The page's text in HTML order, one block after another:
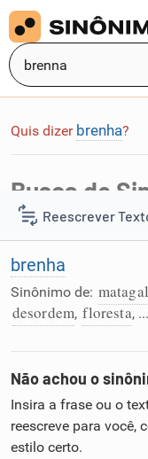
Reescrever
Resumir Texto
Corrigir Texto
Humanizador de
Quis dizer brenha?
Busca de
Foi encontrada 1
brenha
Sinônimo de: matagal
desordem, floresta, ...
Não achou o
Insira a frase ou o
reescreve para você,
estilo certo.